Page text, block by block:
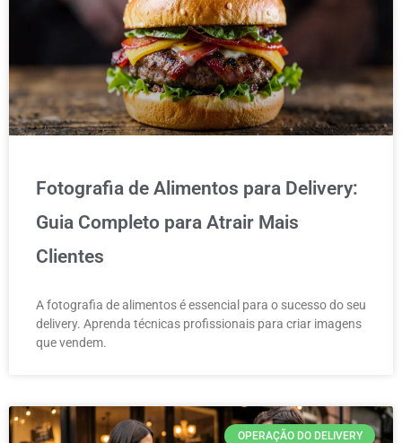
Fotografia de Alimentos para Delivery:
Guia Completo para Atrair Mais
Clientes
A fotografia de alimentos é essencial para o sucesso do seu
delivery. Aprenda técnicas profissionais para criar imagens
que vendem.
OPERAÇÃO DO DELIVERY